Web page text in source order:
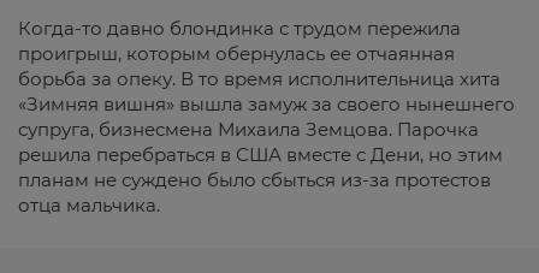
Когда-то давно блондинка с трудом пережила
проигрыш, которым обернулась ее отчаянная
борьба за опеку. В то время исполнительница хита
«Зимняя вишня» вышла замуж за своего нынешнего
супруга, бизнесмена Михаила Земцова. Парочка
решила перебраться в США вместе с Дени, но этим
планам не суждено было сбыться из-за протестов
отца мальчика.